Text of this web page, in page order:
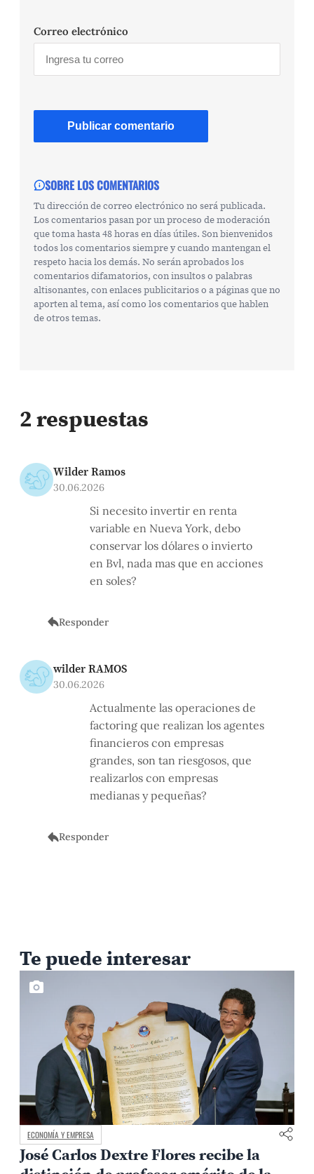
Correo electrónico
SOBRE LOS COMENTARIOS
Tu dirección de correo electrónico no será publicada.
Los comentarios pasan por un proceso de moderación
que toma hasta 48 horas en días útiles. Son bienvenidos
todos los comentarios siempre y cuando mantengan el
respeto hacia los demás. No serán aprobados los
comentarios difamatorios, con insultos o palabras
altisonantes, con enlaces publicitarios o a páginas que no
aporten al tema, así como los comentarios que hablen
de otros temas.
2 respuestas
Wilder Ramos
30.06.2026
Si necesito invertir en renta
variable en Nueva York, debo
conservar los dólares o invierto
en Bvl, nada mas que en acciones
en soles?
Responder
wilder RAMOS
30.06.2026
Actualmente las operaciones de
factoring que realizan los agentes
financieros con empresas
grandes, son tan riesgosos, que
realizarlos con empresas
medianas y pequeñas?
Responder
Te puede interesar
recibe la
Peruvian Coffee Talks